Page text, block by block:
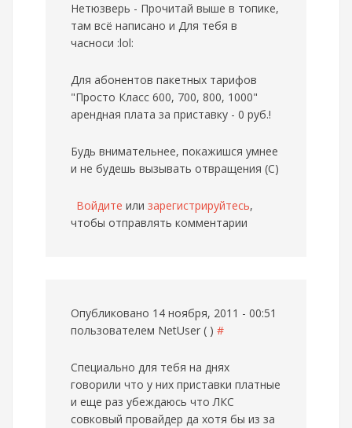
Нетюзверь - Прочитай выше в топике,
там всё написано и Для тебя в
часноси :lol:
Для абонентов пакетных тарифов
"Просто Класс 600, 700, 800, 1000"
арендная плата за приставку - 0 руб.!
Будь внимательнее, покажишся умнее
и не будешь вызывать отвращения (С)
Войдите или зарегистрируйтесь,
чтобы отправлять комментарии
Опубликовано 14 ноября, 2011 - 00:51
пользователем NetUser ( ) #
Специально для тебя на днях
говорили что у них приставки платные
и еще раз убеждаюсь что ЛКС
совковый провайдер да хотя бы из за